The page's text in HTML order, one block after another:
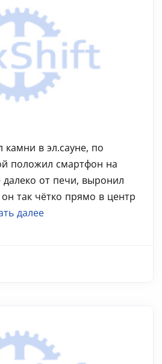
камни в эл.сауне, по
положил смартфон на
от печи, выронил
так чётко прямо в центр
далее